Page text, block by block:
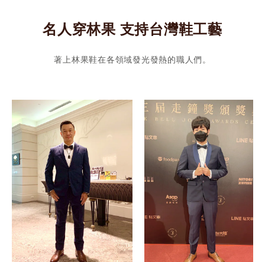
名人穿林果 支持台灣鞋工藝
著上林果鞋在各領域發光發熱的職人們。